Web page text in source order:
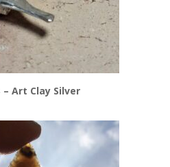
– Art Clay Silver